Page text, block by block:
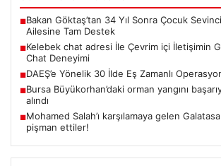
■Bakan Göktaş’tan 34 Yıl Sonra Çocuk
Ailesine Tam Destek
■Kelebek chat adresi İle Çevrim içi İletişimin
Chat Deneyimi
■DAEŞ’e Yönelik 30 İlde Eş Zamanlı
■Bursa Büyükorhan’daki orman yangını
alındı
■Mohamed Salah’ı karşılamaya gelen
pişman ettiler!